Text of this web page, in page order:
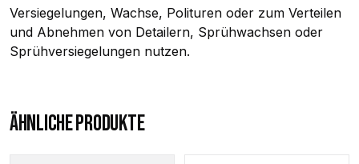
Versiegelungen, Wachse, Polituren oder zum Verteilen
und Abnehmen von Detailern, Sprühwachsen oder
Sprühversiegelungen nutzen.
ÄHNLICHE PRODUKTE